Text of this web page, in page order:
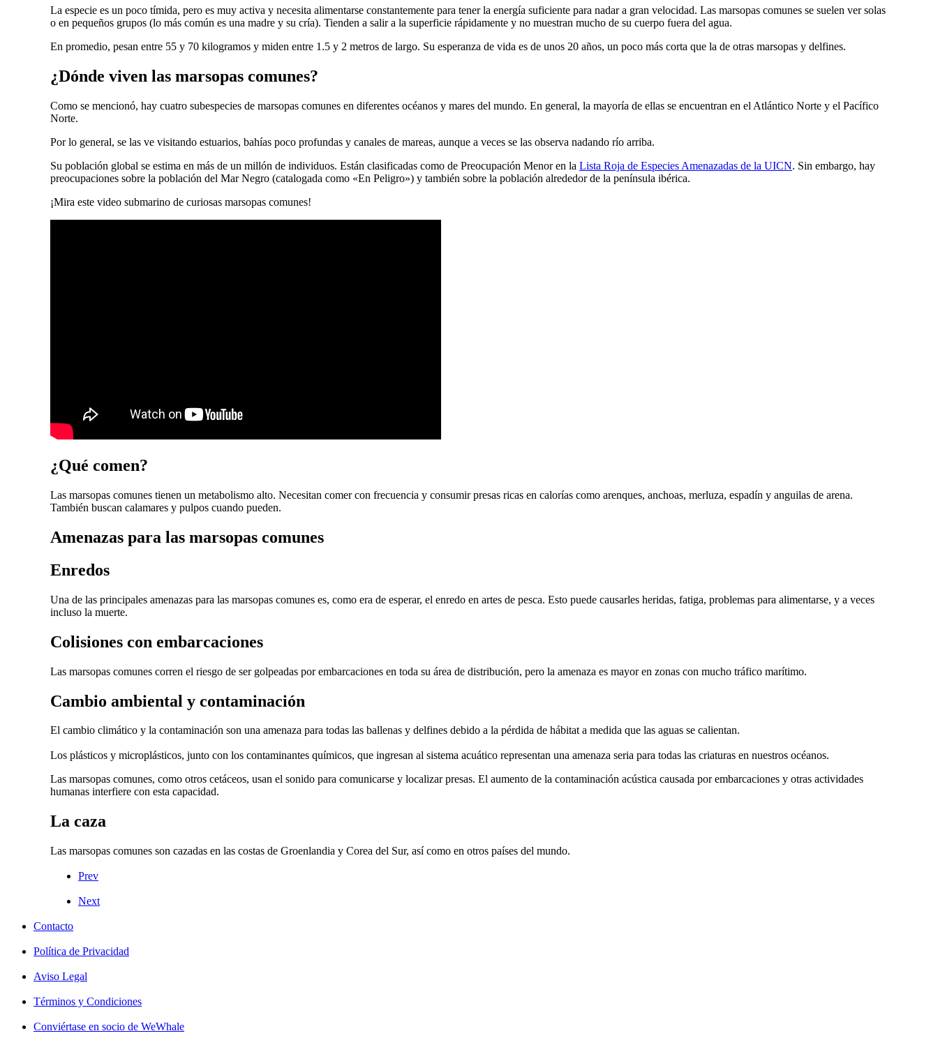
La especie es un poco tímida, pero es muy activa y necesita alimentarse constantemente para tener la energía suficiente para nadar a gran velocidad. Las marsopas comunes se suelen ver solas
o en pequeños grupos (lo más común es una madre y su cría). Tienden a salir a la superficie rápidamente y no muestran mucho de su cuerpo fuera del agua.
En promedio, pesan entre 55 y 70 kilogramos y miden entre 1.5 y 2 metros de largo. Su esperanza de vida es de unos 20 años, un poco más corta que la de otras marsopas y delfines.
¿Dónde viven las marsopas comunes?
Como se mencionó, hay cuatro subespecies de marsopas comunes en diferentes océanos y mares del mundo. En general, la mayoría de ellas se encuentran en el Atlántico Norte y el Pacífico
Norte.
Por lo general, se las ve visitando estuarios, bahías poco profundas y canales de mareas, aunque a veces se las observa nadando río arriba.
Su población global se estima en más de un millón de individuos. Están clasificadas como de Preocupación Menor en la Lista Roja de Especies Amenazadas de la UICN. Sin embargo, hay
preocupaciones sobre la población del Mar Negro (catalogada como «En Peligro») y también sobre la población alrededor de la península ibérica.
¡Mira este video submarino de curiosas marsopas comunes!
¿Qué comen?
Las marsopas comunes tienen un metabolismo alto. Necesitan comer con frecuencia y consumir presas ricas en calorías como arenques, anchoas, merluza, espadín y anguilas de arena.
También buscan calamares y pulpos cuando pueden.
Amenazas para las marsopas comunes
Enredos
Una de las principales amenazas para las marsopas comunes es, como era de esperar, el enredo en artes de pesca. Esto puede causarles heridas, fatiga, problemas para alimentarse, y a veces
incluso la muerte.
Colisiones con embarcaciones
Las marsopas comunes corren el riesgo de ser golpeadas por embarcaciones en toda su área de distribución, pero la amenaza es mayor en zonas con mucho tráfico marítimo.
Cambio ambiental y contaminación
El cambio climático y la contaminación son una amenaza para todas las ballenas y delfines debido a la pérdida de hábitat a medida que las aguas se calientan.
Los plásticos y microplásticos, junto con los contaminantes químicos, que ingresan al sistema acuático representan una amenaza seria para todas las criaturas en nuestros océanos.
Las marsopas comunes, como otros cetáceos, usan el sonido para comunicarse y localizar presas. El aumento de la contaminación acústica causada por embarcaciones y otras actividades
humanas interfiere con esta capacidad.
La caza
Las marsopas comunes son cazadas en las costas de Groenlandia y Corea del Sur, así como en otros países del mundo.
Prev
Next
Contacto
Política de Privacidad
Aviso Legal
Términos y Condiciones
Conviértase en socio de WeWhale